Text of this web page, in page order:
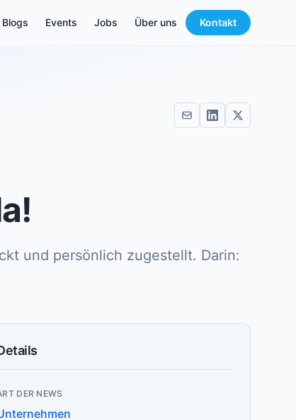
Blogs Events Jobs Über uns Kontakt
und persönlich zugestellt. Darin:
DER NEWS